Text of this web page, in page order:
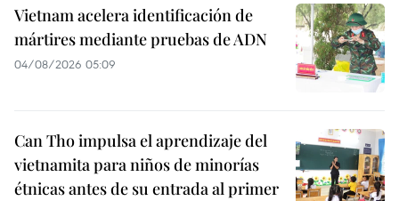
Vietnam acelera identificación de
mártires mediante pruebas de ADN
04/08/2026 05:09
Can Tho impulsa el aprendizaje del
vietnamita para niños de minorías
étnicas antes de su entrada al primer